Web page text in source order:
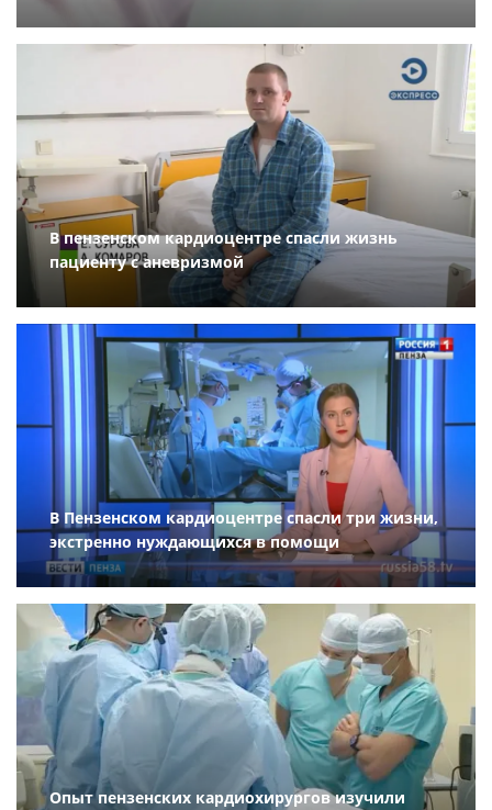
В пензенском кардиоцентре спасли жизнь
пациенту с аневризмой
В Пензенском кардиоцентре спасли три жизни,
экстренно нуждающихся в помощи
Опыт пензенских кардиохирургов изучили